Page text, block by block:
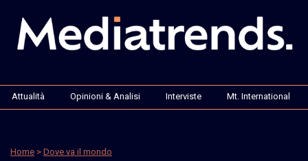
Attualità Opinioni & Analisi Interviste Mt. International
Home > Dove va il mondo